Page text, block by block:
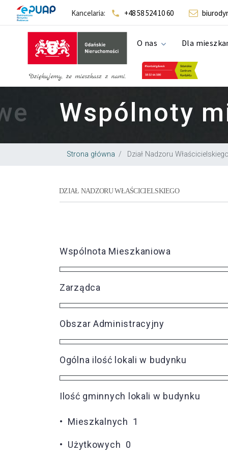
Gdańskie
Kancelaria: +48 58 524 10 60
Szukaj...
O nas Dla
Wspólnoty
Strona główna Dział Nadzoru
DZIAŁ NADZORU WŁAŚCICIELSKIEGO
Wspólnota Mieszkaniowa
Zarządca
Obszar Administracyjny
Ogólna ilość lokali w budynku
Ilość gminnych lokali w budynku
• Mieszkalnych 1
• Użytkowych 0